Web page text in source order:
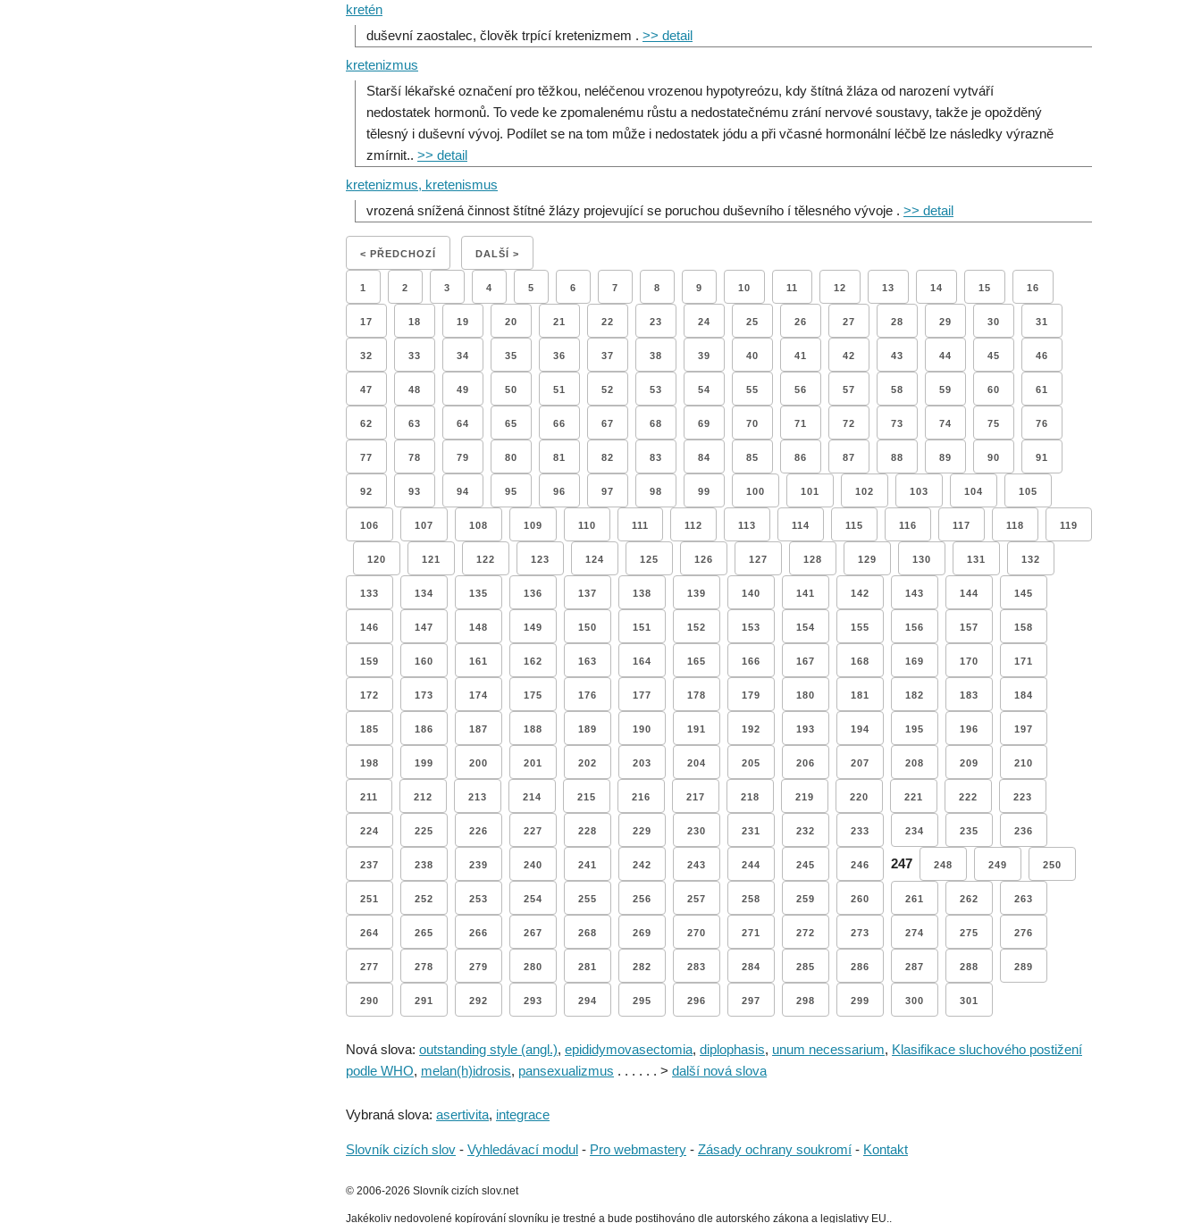
kretén
duševní zaostalec, člověk trpící kretenizmem . >> detail
kretenizmus
Starší lékařské označení pro těžkou, neléčenou vrozenou hypotyreózu, kdy štítná žláza od narození vytváří
nedostatek hormonů. To vede ke zpomalenému růstu a nedostatečnému zrání nervové soustavy, takže je opožděný
tělesný i duševní vývoj. Podílet se na tom může i nedostatek jódu a při včasné hormonální léčbě lze následky výrazně
zmírnit.. >> detail
kretenizmus, kretenismus
vrozená snížená činnost štítné žlázy projevující se poruchou duševního í tělesného vývoje . >> detail
< PŘEDCHOZÍ DALŠÍ >
1 2 3 4 5 6 7 8 9 10 11 12 13 14 15 16
17 18 19 20 21 22 23 24 25 26 27 28 29 30 31
32 33 34 35 36 37 38 39 40 41 42 43 44 45 46
47 48 49 50 51 52 53 54 55 56 57 58 59 60 61
62 63 64 65 66 67 68 69 70 71 72 73 74 75 76
77 78 79 80 81 82 83 84 85 86 87 88 89 90 91
92 93 94 95 96 97 98 99 100 101 102 103 104 105
106 107 108 109 110 111 112 113 114 115 116 117 118 119
120 121 122 123 124 125 126 127 128 129 130 131 132
133 134 135 136 137 138 139 140 141 142 143 144 145
146 147 148 149 150 151 152 153 154 155 156 157 158
159 160 161 162 163 164 165 166 167 168 169 170 171
172 173 174 175 176 177 178 179 180 181 182 183 184
185 186 187 188 189 190 191 192 193 194 195 196 197
198 199 200 201 202 203 204 205 206 207 208 209 210
211 212 213 214 215 216 217 218 219 220 221 222 223
224 225 226 227 228 229 230 231 232 233 234 235 236
237 238 239 240 241 242 243 244 245 246 247 248 249 250
251 252 253 254 255 256 257 258 259 260 261 262 263
264 265 266 267 268 269 270 271 272 273 274 275 276
277 278 279 280 281 282 283 284 285 286 287 288 289
290 291 292 293 294 295 296 297 298 299 300 301
Nová slova: outstanding style (angl.), epididymovasectomia, diplophasis, unum necessarium, Klasifikace sluchového postižení
podle WHO, melan(h)idrosis, pansexualizmus . . . . . . > další nová slova
Vybraná slova: asertivita, integrace
Slovník cizích slov - Vyhledávací modul - Pro webmastery - Zásady ochrany soukromí - Kontakt
© 2006-2026 Slovník cizích slov.net
Jakékoliv nedovolené kopírování slovníku je trestné a bude postihováno dle autorského zákona a legislativy EU..